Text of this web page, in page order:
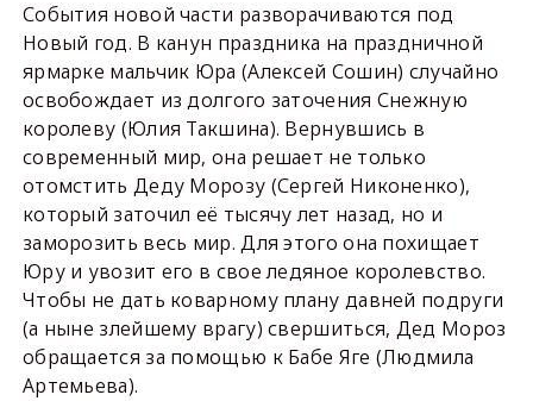
События новой части разворачиваются под
Новый год. В канун праздника на праздничной
ярмарке мальчик Юра (Алексей Сошин) случайно
освобождает из долгого заточения Снежную
королеву (Юлия Такшина). Вернувшись в
современный мир, она решает не только
отомстить Деду Морозу (Сергей Никоненко),
который заточил её тысячу лет назад, но и
заморозить весь мир. Для этого она похищает
Юру и увозит его в свое ледяное королевство.
Чтобы не дать коварному плану давней подруги
(а ныне злейшему врагу) свершиться, Дед Мороз
обращается за помощью к Бабе Яге (Людмила
Артемьева).